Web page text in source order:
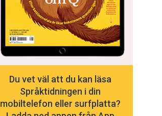
Du vet väl att du kan läsa
Språktidningen i din
mobiltelefon eller surfplatta?